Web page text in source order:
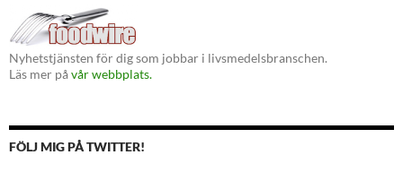
Nyhetstjänsten för dig som jobbar i livsmedelsbranschen.
Läs mer påvår webbplats.
FÖLJ MIG PÅ TWITTER!